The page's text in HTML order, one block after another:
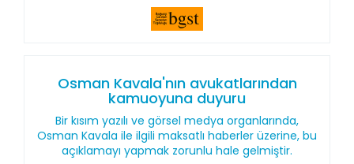
Osman Kavala'nın avukatlarından
kamuoyuna duyuru
Bir kısım yazılı ve görsel medya organlarında,
Osman Kavala ile ilgili maksatlı haberler üzerine, bu
açıklamayı yapmak zorunlu hale gelmiştir.